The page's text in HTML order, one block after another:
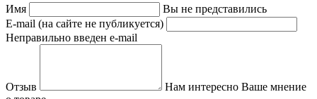
Имя
Вы не представились
E-mail (на сайте не публикуется)
Неправильно введен e-mail
Отзыв
Нам интересно Ваше мнение